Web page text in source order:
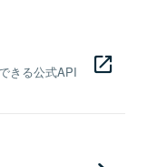
きる公式API